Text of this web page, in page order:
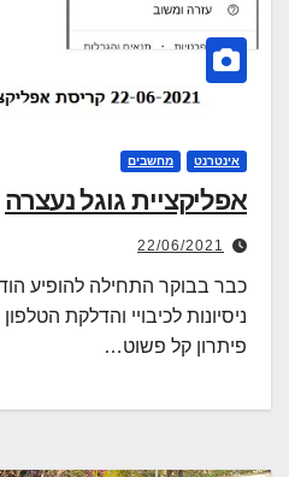
אינטרנט מחשבים
אפליקציית גוגל נעצרה
22/06/2021
כבר בבוקר התחילה להופיע
ניסיונות לכיבויי והדלקת
פיתרון קל פשוט…